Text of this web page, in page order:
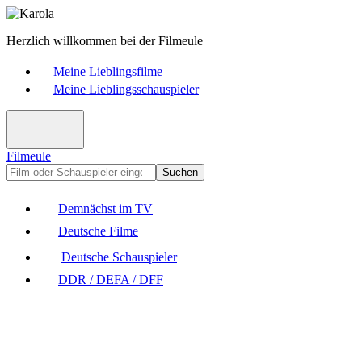
Herzlich willkommen bei der Filmeule
Meine Lieblingsfilme
Meine Lieblingsschauspieler
Filmeule
Suchen
Demnächst im TV
Deutsche Filme
Deutsche Schauspieler
DDR / DEFA / DFF